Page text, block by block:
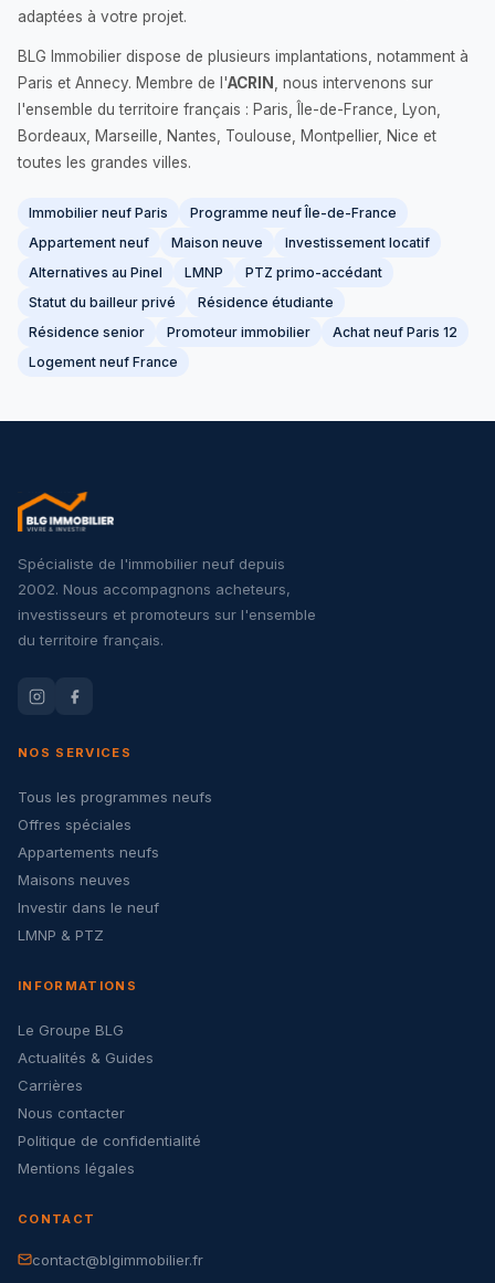
adaptées à votre projet.
BLG Immobilier dispose de plusieurs implantations, notamment à
Paris et Annecy. Membre de l'ACRIN
, nous intervenons sur
l'ensemble du territoire français : Paris, Île-de-France, Lyon,
Bordeaux, Marseille, Nantes, Toulouse, Montpellier, Nice et
toutes les grandes villes.
Immobilier neuf Paris
Programme neuf Île-de-France
Appartement neuf
Maison neuve
Investissement locatif
Alternatives au Pinel
LMNP
PTZ primo-accédant
Statut du bailleur privé
Résidence étudiante
Résidence senior
Promoteur immobilier
Achat neuf Paris 12
Logement neuf France
Spécialiste de l'immobilier neuf depuis
2002. Nous accompagnons acheteurs,
investisseurs et promoteurs sur l'ensemble
du territoire français.
NOS SERVICES
Tous les programmes neufs
Offres spéciales
Appartements neufs
Maisons neuves
Investir dans le neuf
LMNP & PTZ
INFORMATIONS
Le Groupe BLG
Actualités & Guides
Carrières
Nous contacter
Politique de confidentialité
Mentions légales
CONTACT
contact@blgimmobilier.fr